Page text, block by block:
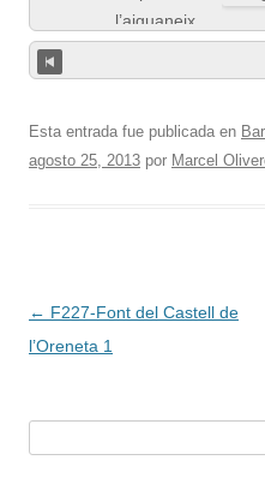
Esta entrada fue publicada en
agosto 25, 2013 por Marcel
Navegación
de
← F227-Font del Castell de
l’Oreneta 1